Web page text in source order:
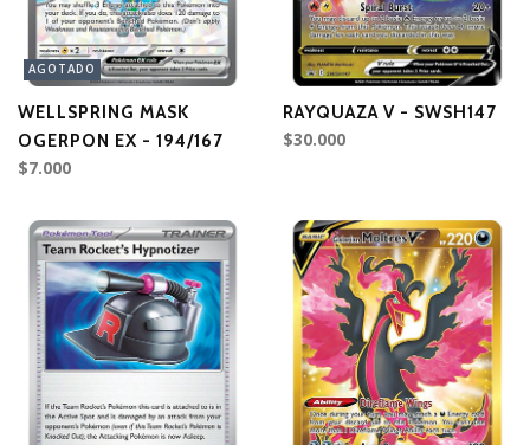
AGOTADO
WELLSPRING MASK
OGERPON EX - 194/167
$7.000
RAYQUAZA V - SWSH147
$30.000